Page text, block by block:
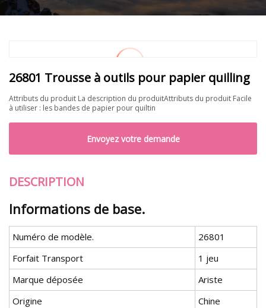
26801 Trousse à outils pour papier quilling
Attributs du produit La description du produitAttributs du produit Facile
à utiliser : les bandes de papier pour quiltin
Envoyez votre demande
DESCRIPTION
Informations de base.
Numéro de modèle.
26801
Forfait Transport
1 jeu
Marque déposée
Ariste
Origine
Chine